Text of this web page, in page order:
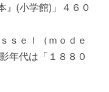
』(小学館)」４６０
ｓｅｌ（ｍｏｄｅ
年代は「１８８０